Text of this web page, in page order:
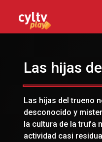
Las hijas
Las hijas del trueno
desconocido y
la cultura de la trufa
actividad casi